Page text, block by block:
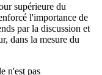
supérieure du
l'importance de
par la discussion et
dans la mesure du
n'est pas